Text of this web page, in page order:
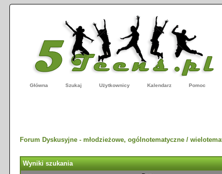
Główna Szukaj Użytkownicy Kalendarz Pomoc
Forum Dyskusyjne - młodzieżowe, ogólnotematyczne /
Wyniki szukania